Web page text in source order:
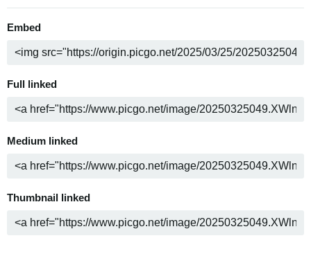
Embed
Full linked
Medium linked
Thumbnail linked